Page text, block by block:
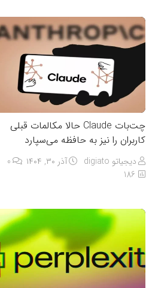
چت‌بات Claude حالا مکالمات قبلی
کاربران را نیز به حافظه می‌سپارد
دیجیاتو digiato آذر ۳۰, ۱۴۰۴
0
186